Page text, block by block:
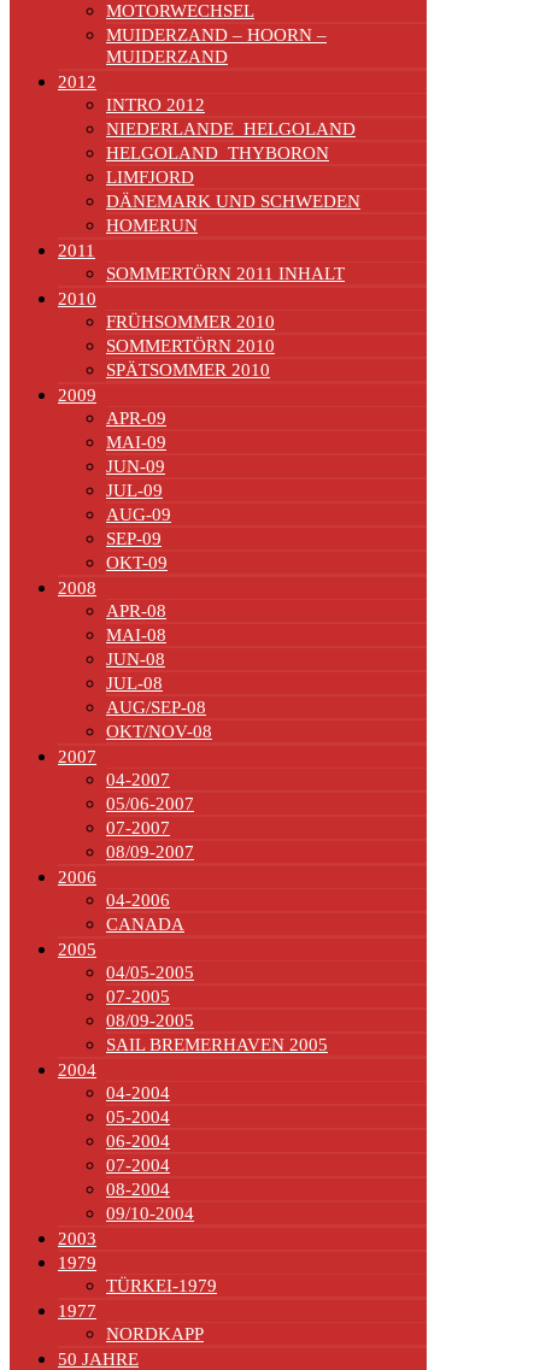
MOTORWECHSEL
MUIDERZAND – HOORN –
MUIDERZAND
2012
INTRO 2012
NIEDERLANDE_HELGOLAND
HELGOLAND_THYBORON
LIMFJORD
DÄNEMARK UND SCHWEDEN
HOMERUN
2011
SOMMERTÖRN 2011 INHALT
2010
FRÜHSOMMER 2010
SOMMERTÖRN 2010
SPÄTSOMMER 2010
2009
APR-09
MAI-09
JUN-09
JUL-09
AUG-09
SEP-09
OKT-09
2008
APR-08
MAI-08
JUN-08
JUL-08
AUG/SEP-08
OKT/NOV-08
2007
04-2007
05/06-2007
07-2007
08/09-2007
2006
04-2006
CANADA
2005
04/05-2005
07-2005
08/09-2005
SAIL BREMERHAVEN 2005
2004
04-2004
05-2004
06-2004
07-2004
08-2004
09/10-2004
2003
1979
TÜRKEI-1979
1977
NORDKAPP
50 JAHRE